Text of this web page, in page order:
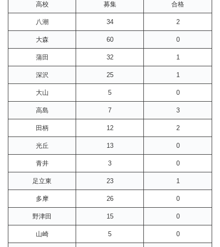
高校 募集 合格
八潮 34 2
大森 60 0
蒲田 32 1
深沢 25 1
大山 5 0
高島 7 3
田柄 12 2
光丘 13 0
青井 3 0
足立東 23 1
多摩 26 0
野津田 15 0
山崎 5 0